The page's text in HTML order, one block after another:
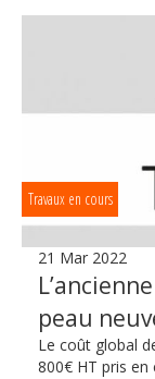
Travaux en cours
21 Mar 2022
peau
Le coût global
800€ HT pris